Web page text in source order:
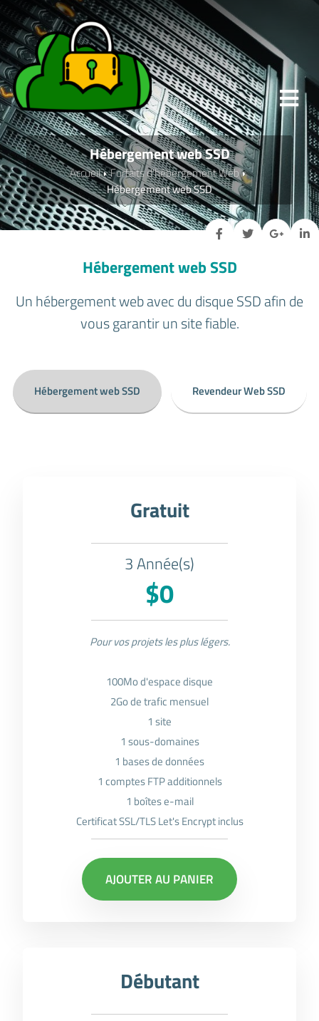
Hébergement web SSD
Accueil
Forfaits d'hébergement Web
Hébergement web SSD
Hébergement web SSD
Un hébergement web avec du disque SSD afin de
vous garantir un site fiable.
Hébergement web SSD Revendeur Web SSD
Gratuit
3 Année(s)
$0
Pour vos projets les plus légers.
100Mo d'espace disque
2Go de trafic mensuel
1 site
1 sous-domaines
1 bases de données
1 comptes FTP additionnels
1 boîtes e-mail
Certificat SSL/TLS Let's Encrypt inclus
AJOUTER AU PANIER
Débutant